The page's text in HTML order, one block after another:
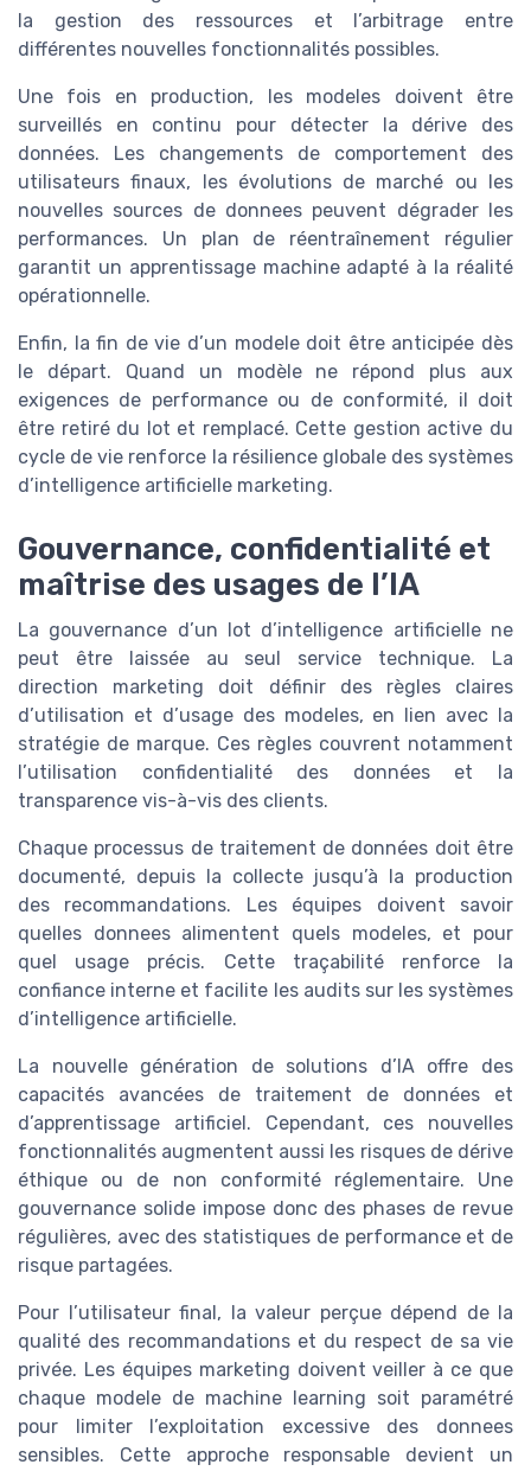
la gestion des ressources et l’arbitrage entre
différentes nouvelles fonctionnalités possibles.
Une fois en production, les modeles doivent être
surveillés en continu pour détecter la dérive des
données. Les changements de comportement des
utilisateurs finaux, les évolutions de marché ou les
nouvelles sources de donnees peuvent dégrader les
performances. Un plan de réentraînement régulier
garantit un apprentissage machine adapté à la réalité
opérationnelle.
Enfin, la fin de vie d’un modele doit être anticipée dès
le départ. Quand un modèle ne répond plus aux
exigences de performance ou de conformité, il doit
être retiré du lot et remplacé. Cette gestion active du
cycle de vie renforce la résilience globale des systèmes
d’intelligence artificielle marketing.
Gouvernance, confidentialité et
maîtrise des usages de l’IA
La gouvernance d’un lot d’intelligence artificielle ne
peut être laissée au seul service technique. La
direction marketing doit définir des règles claires
d’utilisation et d’usage des modeles, en lien avec la
stratégie de marque. Ces règles couvrent notamment
l’utilisation confidentialité des données et la
transparence vis-à-vis des clients.
Chaque processus de traitement de données doit être
documenté, depuis la collecte jusqu’à la production
des recommandations. Les équipes doivent savoir
quelles donnees alimentent quels modeles, et pour
quel usage précis. Cette traçabilité renforce la
confiance interne et facilite les audits sur les systèmes
d’intelligence artificielle.
La nouvelle génération de solutions d’IA offre des
capacités avancées de traitement de données et
d’apprentissage artificiel. Cependant, ces nouvelles
fonctionnalités augmentent aussi les risques de dérive
éthique ou de non conformité réglementaire. Une
gouvernance solide impose donc des phases de revue
régulières, avec des statistiques de performance et de
risque partagées.
Pour l’utilisateur final, la valeur perçue dépend de la
qualité des recommandations et du respect de sa vie
privée. Les équipes marketing doivent veiller à ce que
chaque modele de machine learning soit paramétré
pour limiter l’exploitation excessive des donnees
sensibles. Cette approche responsable devient un